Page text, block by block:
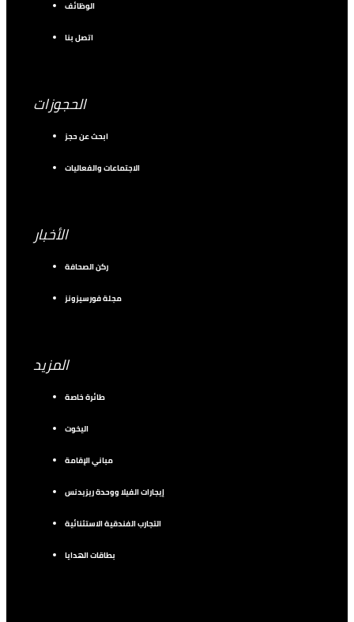
الوظائف
اتصل بنا
الحجوزات
ابحث عن حجز
الاجتماعات والفعاليات
الأخبار
ركن الصحافة
مجلة فورسيزونز
المزيد
طائرة خاصة
اليخوت
مباني الإقامة
إيجارات الفيلا ووحدة ريزيدنس
التجارب الفندقية الاستثنائية
بطاقات الهدايا